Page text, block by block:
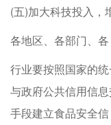
(五)加大科技投入，
各地区、各部门、各
行业要按照国家的
与政府公共信用信
手段建立食品安全信